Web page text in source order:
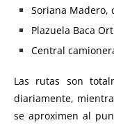
Soriana Madero,
Plazuela Baca
Central
Las rutas son
diariamente,
se aproximen al